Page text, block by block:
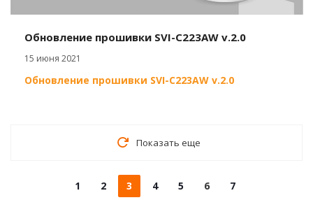
Обновление прошивки SVI-C223AW v.2.0
15 июня 2021
Обновление прошивки SVI-C223AW v.2.0
Показать еще
1 2 3 4 5 6 7